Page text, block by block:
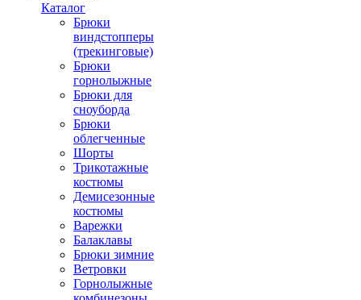
Каталог
Брюки
виндстопперы
(трекинговые)
Брюки
горнолыжные
Брюки для
сноуборда
Брюки
облегченные
Шорты
Трикотажные
костюмы
Демисезонные
костюмы
Варежки
Балаклавы
Брюки зимние
Ветровки
Горнолыжные